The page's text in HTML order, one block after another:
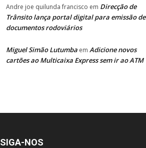
Andre joe quilunda francisco em Direcção de
Trânsito lança portal digital para emissão de
documentos rodoviários
Miguel Simão Lutumba em Adicione novos
cartões ao Multicaixa Express sem ir ao ATM
SIGA-NOS